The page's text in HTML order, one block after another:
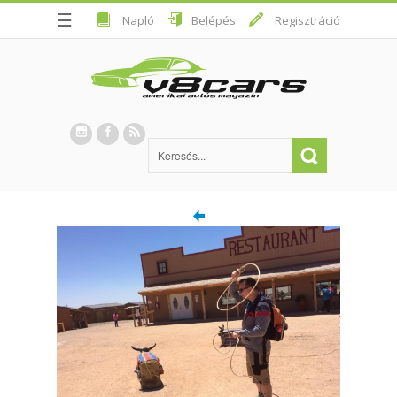
☰ Napló Belépés Regisztráció